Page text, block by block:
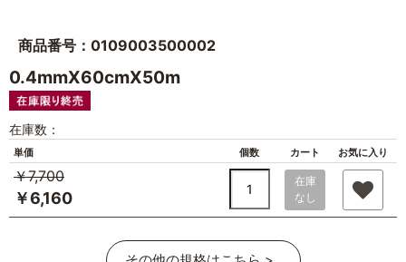
商品番号：0109003500002
0.4mmX60cmX50m
在庫数：
単価 個数 カート お気に入り
￥7,700
￥6,160
在庫
なし